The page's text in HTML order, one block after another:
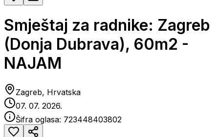
Smještaj za radnike: Zagreb
(Donja Dubrava), 60m2 -
NAJAM
Zagreb, Hrvatska
07. 07. 2026.
Šifra oglasa: 723448403802